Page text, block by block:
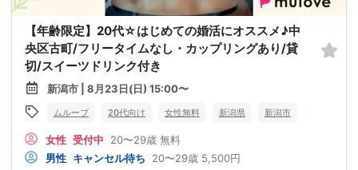
【年齢限定】20代☆はじめての婚活にオススメ♪中
央区古町/フリータイムなし・カップリングあり/貸
切/スイーツドリンク付き
新潟市 | 8月23日(日) 15:00〜
ムルーブ 20代向け 女性無料 新潟県 新潟市
女性 受付中 20〜29歳 無料
男性 キャンセル待ち 20〜29歳 5,500円